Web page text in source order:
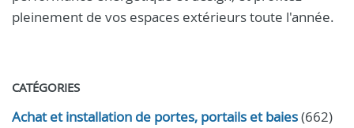
pleinement de vos espaces extérieurs toute l'année.
CATÉGORIES
Achat et installation de portes, portails et baies(662)